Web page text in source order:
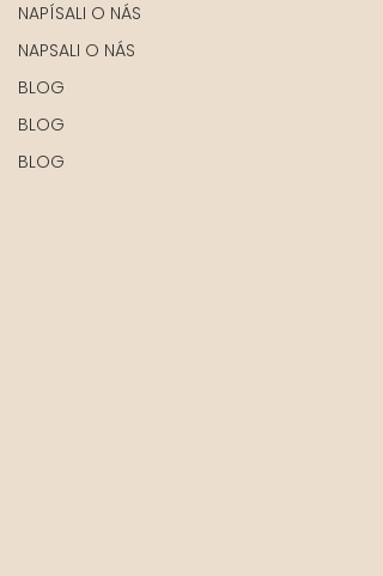
NAPÍSALI O NÁS
NAPSALI O NÁS
BLOG
BLOG
BLOG